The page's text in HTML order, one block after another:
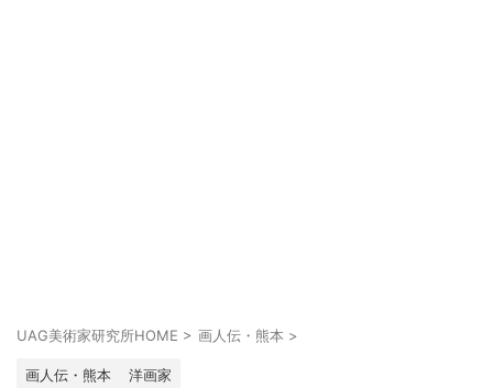
UAG美術家研究所HOME > 画人伝・熊本 >
画人伝・熊本 洋画家